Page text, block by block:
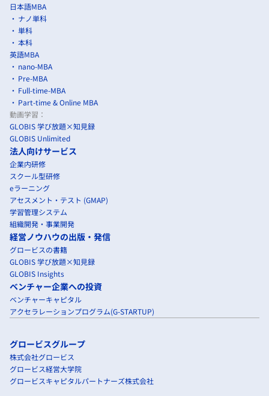
日本語MBA
ナノ単科
単科
本科
英語MBA
nano-MBA
Pre-MBA
Full-time-MBA
Part-time & Online MBA
動画学習：
GLOBIS 学び放題×知見録
GLOBIS Unlimited
法人向けサービス
企業内研修
スクール型研修
eラーニング
アセスメント・テスト (GMAP)
学習管理システム
組織開発・事業開発
経営ノウハウの出版・発信
グロービスの書籍
GLOBIS 学び放題×知見録
GLOBIS Insights
ベンチャー企業への投資
ベンチャーキャピタル
アクセラレーションプログラム(G-STARTUP)
グロービスグループ
株式会社グロービス
グロービス経営大学院
グロービスキャピタルパートナーズ株式会社